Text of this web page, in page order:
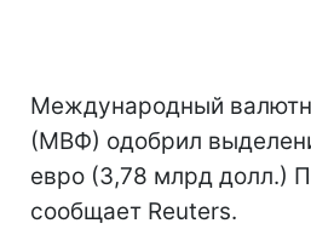
Международный
(МВФ) одобрил
евро (3,78 млрд долл.)
сообщает Reuters.